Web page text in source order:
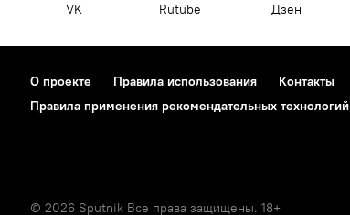
VK Rutube Дзен
О проекте Правила использования Контакты
Правила применения рекомендательных технологий
© 2026 Sputnik Все права защищены. 18+